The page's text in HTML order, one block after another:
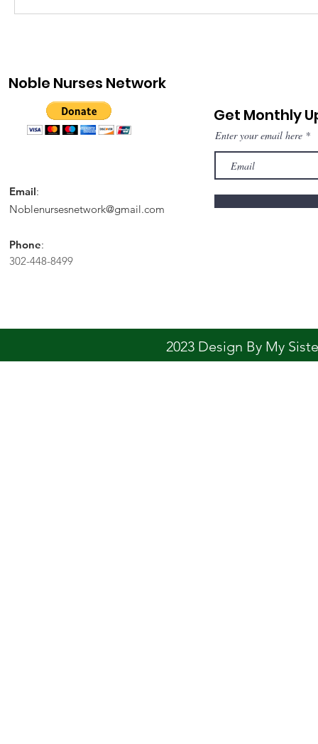
Noble Nurses Network
Email:
Noblenursesnetwork@gmail.com
Phone:
302-448-8499
Get Monthly
Enter your email here
2023 Design By My